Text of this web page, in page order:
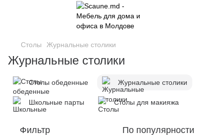
Столы Журнальные столики
Журнальные столики
Столы обеденные Журнальные столики
Школьные парты Столы для макияжа
Фильтр По популярности